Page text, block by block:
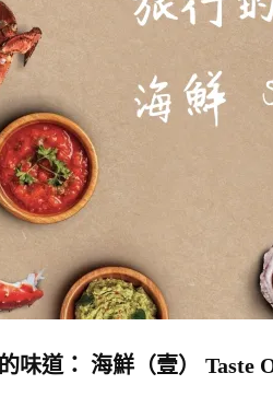
味道： 海鮮（壹） Taste